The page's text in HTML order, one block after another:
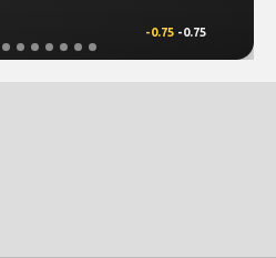
-0.75 -0.75